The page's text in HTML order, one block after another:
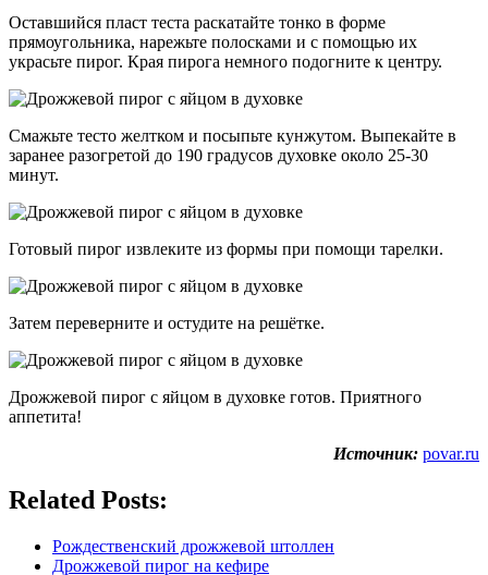
Оставшийся пласт теста раскатайте тонко в форме
прямоугольника, нарежьте полосками и с помощью их
украсьте пирог. Края пирога немного подогните к центру.
Смажьте тесто желтком и посыпьте кунжутом. Выпекайте в
заранее разогретой до 190 градусов духовке около 25-30
минут.
Готовый пирог извлеките из формы при помощи тарелки.
Затем переверните и остудите на решётке.
Дрожжевой пирог с яйцом в духовке готов. Приятного
аппетита!
Источник: povar.ru
Related Posts:
Рождественский дрожжевой штоллен
Дрожжевой пирог на кефире